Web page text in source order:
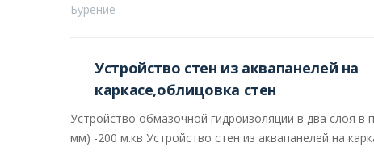
Бурение
Устройство стен из аквапанелей на
каркасе,облицовка стен
Устройство обмазочной гидроизоляции в два слоя в
мм) -200 м.кв Устройство стен из аквапанелей на